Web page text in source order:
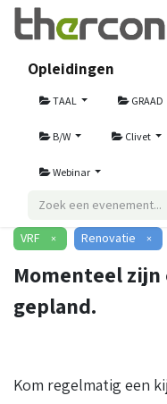
Opleidingen
TAAL GRAAD
B/W Clivet
Webinar
VRF × Renovatie ×
Momenteel
gepland.
Kom regelmatig een